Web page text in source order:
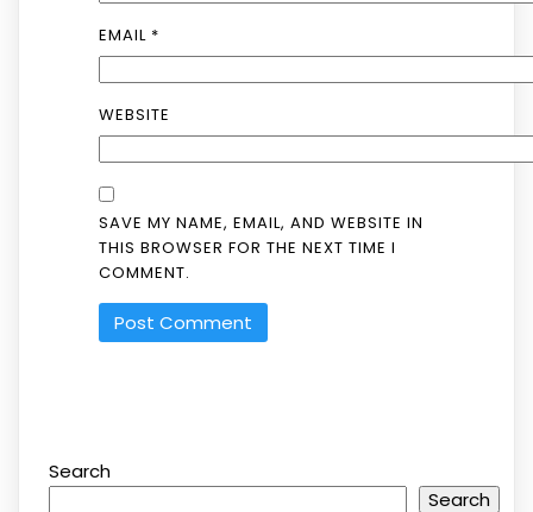
EMAIL *
WEBSITE
SAVE MY NAME, EMAIL, AND WEBSITE IN
THIS BROWSER FOR THE NEXT TIME I
COMMENT.
Search
Search